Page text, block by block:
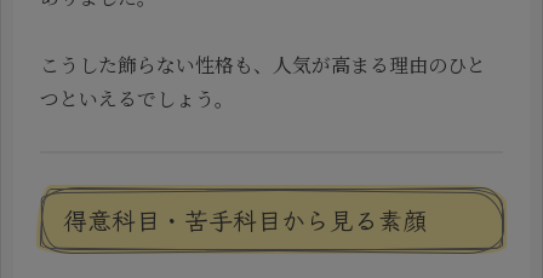
こうした飾らない性格も、人気が高まる理由のひと
つといえるでしょう。
得意科目・苦手科目から見る素顔